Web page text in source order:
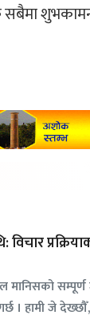
सबैमा
विचार
मानिसको
। हामी जे